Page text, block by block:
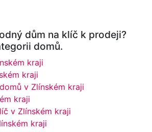
dům na klíč k prodeji?
domů.
kraji
kraji
v Zlínském kraji
kraji
v Zlínském kraji
kraji